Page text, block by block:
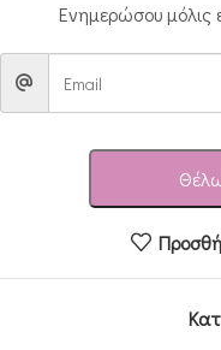
Ενημερώσου μόλις